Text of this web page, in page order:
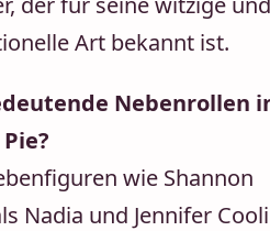
Art bekannt ist.
Nebenrollen
wie Shannon
Nadia und Jennifer